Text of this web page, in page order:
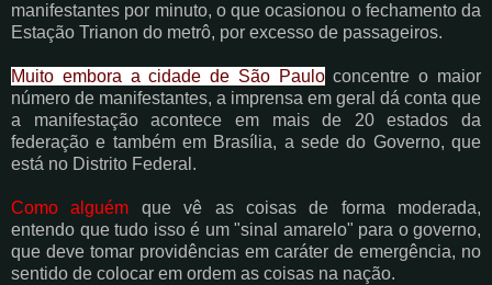
manifestantes por minuto, o que ocasionou o fechamento da
Estação Trianon do metrô, por excesso de passageiros.
Muito embora a cidade de São Pauloconcentre o maior
número de manifestantes, a imprensa em geral dá conta que
a manifestação acontece em mais de 20 estados da
federação e também em Brasília, a sede do Governo, que
está no Distrito Federal.
Como alguém que vê as coisas de forma moderada,
entendo que tudo isso é um "sinal amarelo" para o governo,
que deve tomar providências em caráter de emergência, no
sentido de colocar em ordem as coisas na nação.